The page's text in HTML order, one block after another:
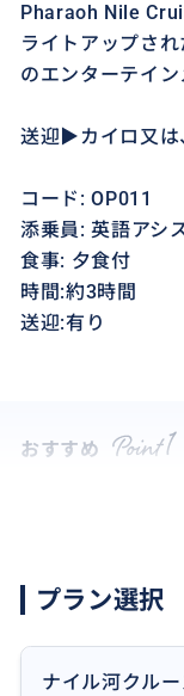
Pharaoh Nile
ライトアップさ
のエンターテイ
送迎▶︎カイロ又は
コード: OP011
添乗員: 英語アシ
食事: 夕食付
時間:約3時間
送迎:有り
おすすめ
プラン選択
ナイル河クル